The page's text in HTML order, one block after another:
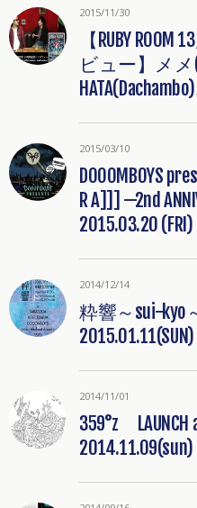
2015/11/30
【RUBY
ビュー】メメ
2015/03/10
DOOOMBOYS
R A]]] —2nd
2015.03.20 (FRI)
2014/12/14
粋響～sui-kyo
2014/11/01
359°z LAUNCH
2014.11.09(sun)